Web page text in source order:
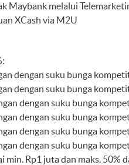
Maybank melalui
XCash via M2U
dengan suku bunga
dengan suku bunga
dengan suku bunga
dengan suku bunga
dengan suku bunga
dengan suku bunga
min. Rp1 juta dan maks.